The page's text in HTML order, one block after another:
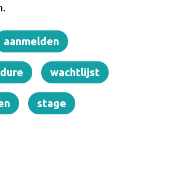
aanmelden
wachtlijst
stage